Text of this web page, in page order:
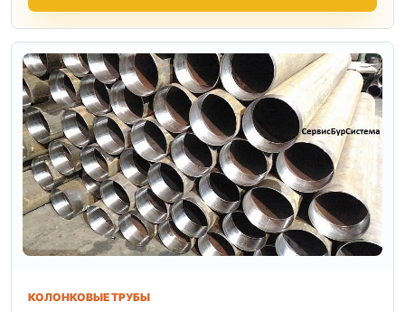
КОЛОНКОВЫЕ ТРУБЫ